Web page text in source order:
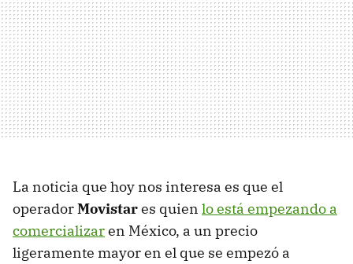
La noticia que hoy nos interesa es que el
operadorMovistares quien lo está empezando a
comercializaren México, a un precio
ligeramente mayor en el que se empezó a